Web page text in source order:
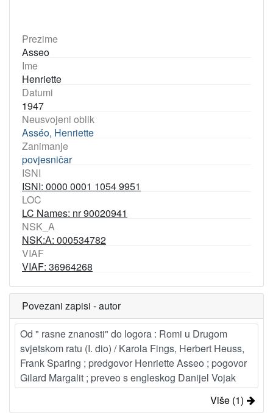
Prezime
Asseo
Ime
Henriette
Datumi
1947
Neusvojeni oblik
Asséo, Henriette
Zanimanje
povjesničar
ISNI
ISNI: 0000 0001 1054 9951
LOC
LC Names: nr 90020941
NSK_A
NSK:A: 000534782
VIAF
VIAF: 36964268
Povezani zapisi - autor
Od " rasne znanosti" do logora : Romi u Drugom
svjetskom ratu (I. dio) / Karola Fings, Herbert Heuss,
Frank Sparing ; predgovor Henriette Asseo ; pogovor
Gilard Margalit ; preveo s engleskog Danijel Vojak
Više (1)